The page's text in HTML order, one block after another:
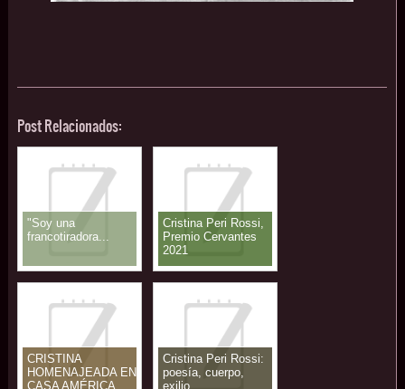
Post Relacionados:
"Soy una
francotiradora...
Cristina Peri Rossi,
Premio Cervantes
2021
CRISTINA
HOMENAJEADA EN
CASA AMÉRICA
Cristina Peri Rossi:
poesía, cuerpo,
exilio